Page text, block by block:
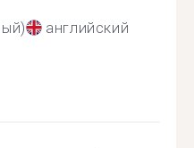
английский